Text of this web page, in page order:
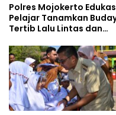
Polres Mojokerto
Pelajar Tanamkan
Tertib Lalu Lintas dan